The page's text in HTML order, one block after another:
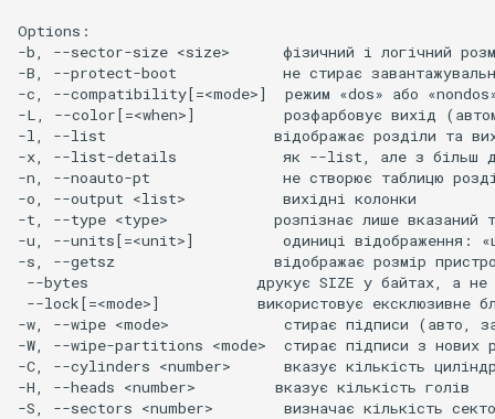
Options:
-b, --sector-size <size>      фізичний і логічний
-B, --protect-boot            не стирає завантажувальні
-c, --compatibility[=<mode>]  режим «dos» або
-L, --color[=<when>]          розфарбовує вихід
-l, --list                   відображає розділи та
-x, --list-details            як --list, але з більш
-n, --noauto-pt               не створює таблицю
-o, --output <list>           вихідні колонки
-t, --type <type>            розпізнає лише вказаний
-u, --units[=<unit>]          одиниці відображення:
-s, --getsz                  відображає розмір пристрою
--bytes                   друкує SIZE у байтах, а не у
--lock[=<mode>]           використовує ексклюзивне
-w, --wipe <mode>             стирає підписи (авто,
-W, --wipe-partitions <mode>  стирає підписи з нових
-C, --cylinders <number>      вказує кількість
-H, --heads <number>         вказує кількість голів
-S, --sectors <number>        визначає кількість